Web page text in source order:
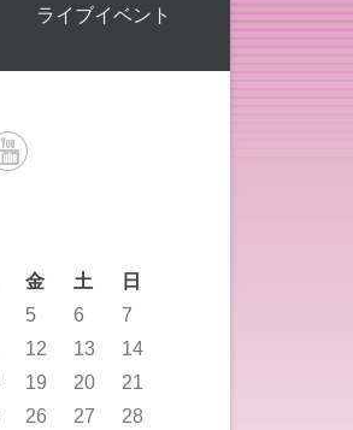
ライブイベント
金 土
日
5 6
7
12 13
14
19 20
21
26 27
28